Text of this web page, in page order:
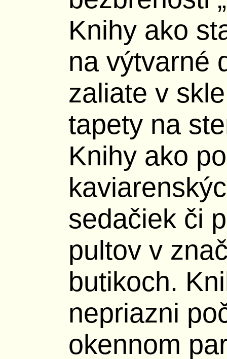
Knihy ako
na výtvarné
zaliate v
tapety na
Knihy ako
sedačiek či
pultov v
butikoch.
nepriazni
okennom